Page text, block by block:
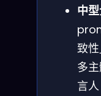
中
致
多
言